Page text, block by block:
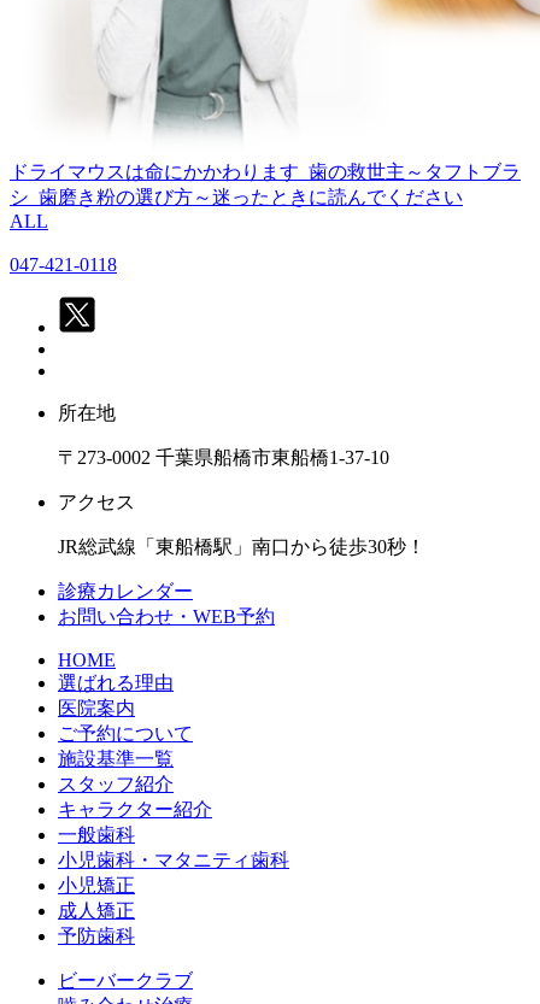
ドライマウスは命にかかわります 歯の救世主～タフトブラ
シ 歯磨き粉の選び方～迷ったときに読んでください
ALL
047-421-0118
所在地
〒273-0002 千葉県船橋市東船橋1-37-10
アクセス
JR総武線「東船橋駅」南口から徒歩30秒！
診療カレンダー
お問い合わせ・WEB予約
HOME
選ばれる理由
医院案内
ご予約について
施設基準一覧
スタッフ紹介
キャラクター紹介
一般歯科
小児歯科・マタニティ歯科
小児矯正
成人矯正
予防歯科
ビーバークラブ